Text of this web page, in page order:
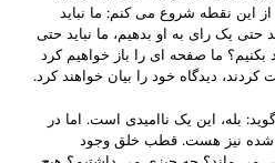
از این نقطه شروع می کنم: ما نباید
حتی یک رای به او بدهیم، ما نباید حتی
ما صفحه ای را باز خواهیم کرد
دیدگاه خود را بیان خواهند کرد.
بله، این یک ناامیدی است. اما در
شده نیز هست. قطب خلق وجود